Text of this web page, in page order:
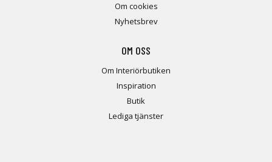
Om cookies
Nyhetsbrev
OM OSS
Om Interiörbutiken
Inspiration
Butik
Lediga tjänster